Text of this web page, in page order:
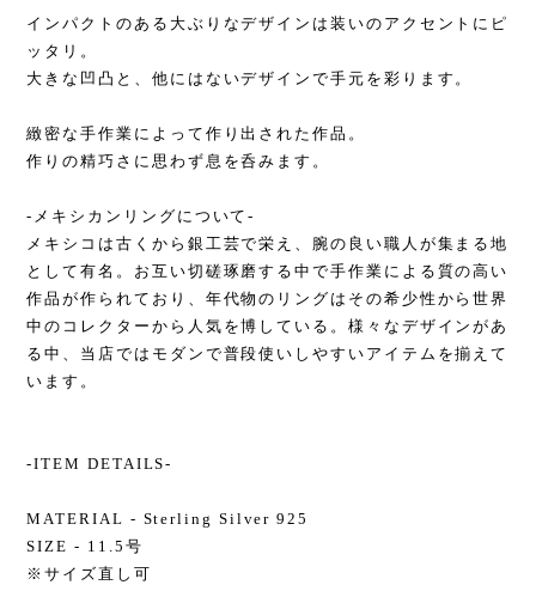
インパクトのある大ぶりなデザインは装いのアクセントにピ
ッタリ。
大きな凹凸と、他にはないデザインで手元を彩ります。
緻密な手作業によって作り出された作品。
作りの精巧さに思わず息を呑みます。
-メキシカンリングについて-
メキシコは古くから銀工芸で栄え、腕の良い職人が集まる地
として有名。お互い切磋琢磨する中で手作業による質の高い
作品が作られており、年代物のリングはその希少性から世界
中のコレクターから人気を博している。様々なデザインがあ
る中、当店ではモダンで普段使いしやすいアイテムを揃えて
います。
-ITEM DETAILS-
MATERIAL - Sterling Silver 925
SIZE - 11.5号
※サイズ直し可